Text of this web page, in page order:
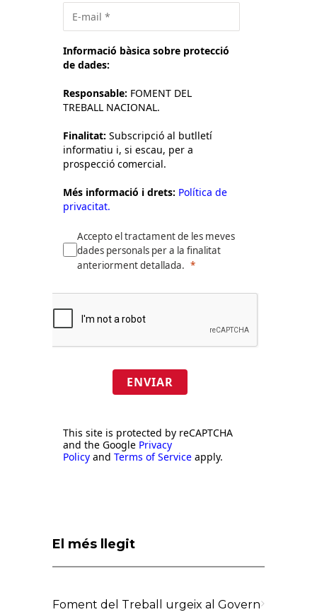
Informació bàsica sobre protecció
de dades:
Responsable: FOMENT DEL
TREBALL NACIONAL.
Finalitat: Subscripció al butlletí
informatiu i, si escau, per a
prospecció comercial.
Més informació i drets: Política de
privacitat.
Accepto el tractament de les meves
dades personals per a la finalitat
anteriorment detallada.
ENVIAR
This site is protected by reCAPTCHA
and the Google Privacy
Policy and Terms of Service apply.
El més llegit
Foment del Treball urgeix al Govern